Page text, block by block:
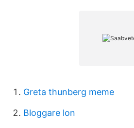
Greta thunberg meme
Bloggare lon